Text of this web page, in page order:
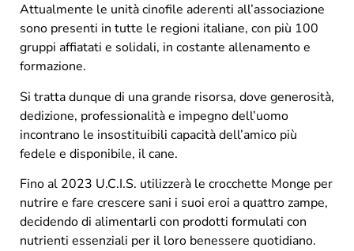
Attualmente le unità cinofile aderenti all’associazione
sono presenti in tutte le regioni italiane, con più 100
gruppi affiatati e solidali, in costante allenamento e
formazione.
Si tratta dunque di una grande risorsa, dove generosità,
dedizione, professionalità e impegno dell’uomo
incontrano le insostituibili capacità dell’amico più
fedele e disponibile, il cane.
Fino al 2023 U.C.I.S. utilizzerà le crocchette Monge per
nutrire e fare crescere sani i suoi eroi a quattro zampe,
decidendo di alimentarli con prodotti formulati con
nutrienti essenziali per il loro benessere quotidiano.